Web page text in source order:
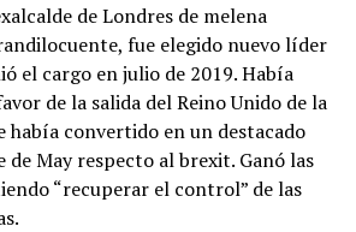
de Londres de melena
fue elegido nuevo líder
el cargo en julio de 2019. Había
de la salida del Reino Unido de la
había convertido en un destacado
May respecto al brexit. Ganó las
“recuperar el control” de las